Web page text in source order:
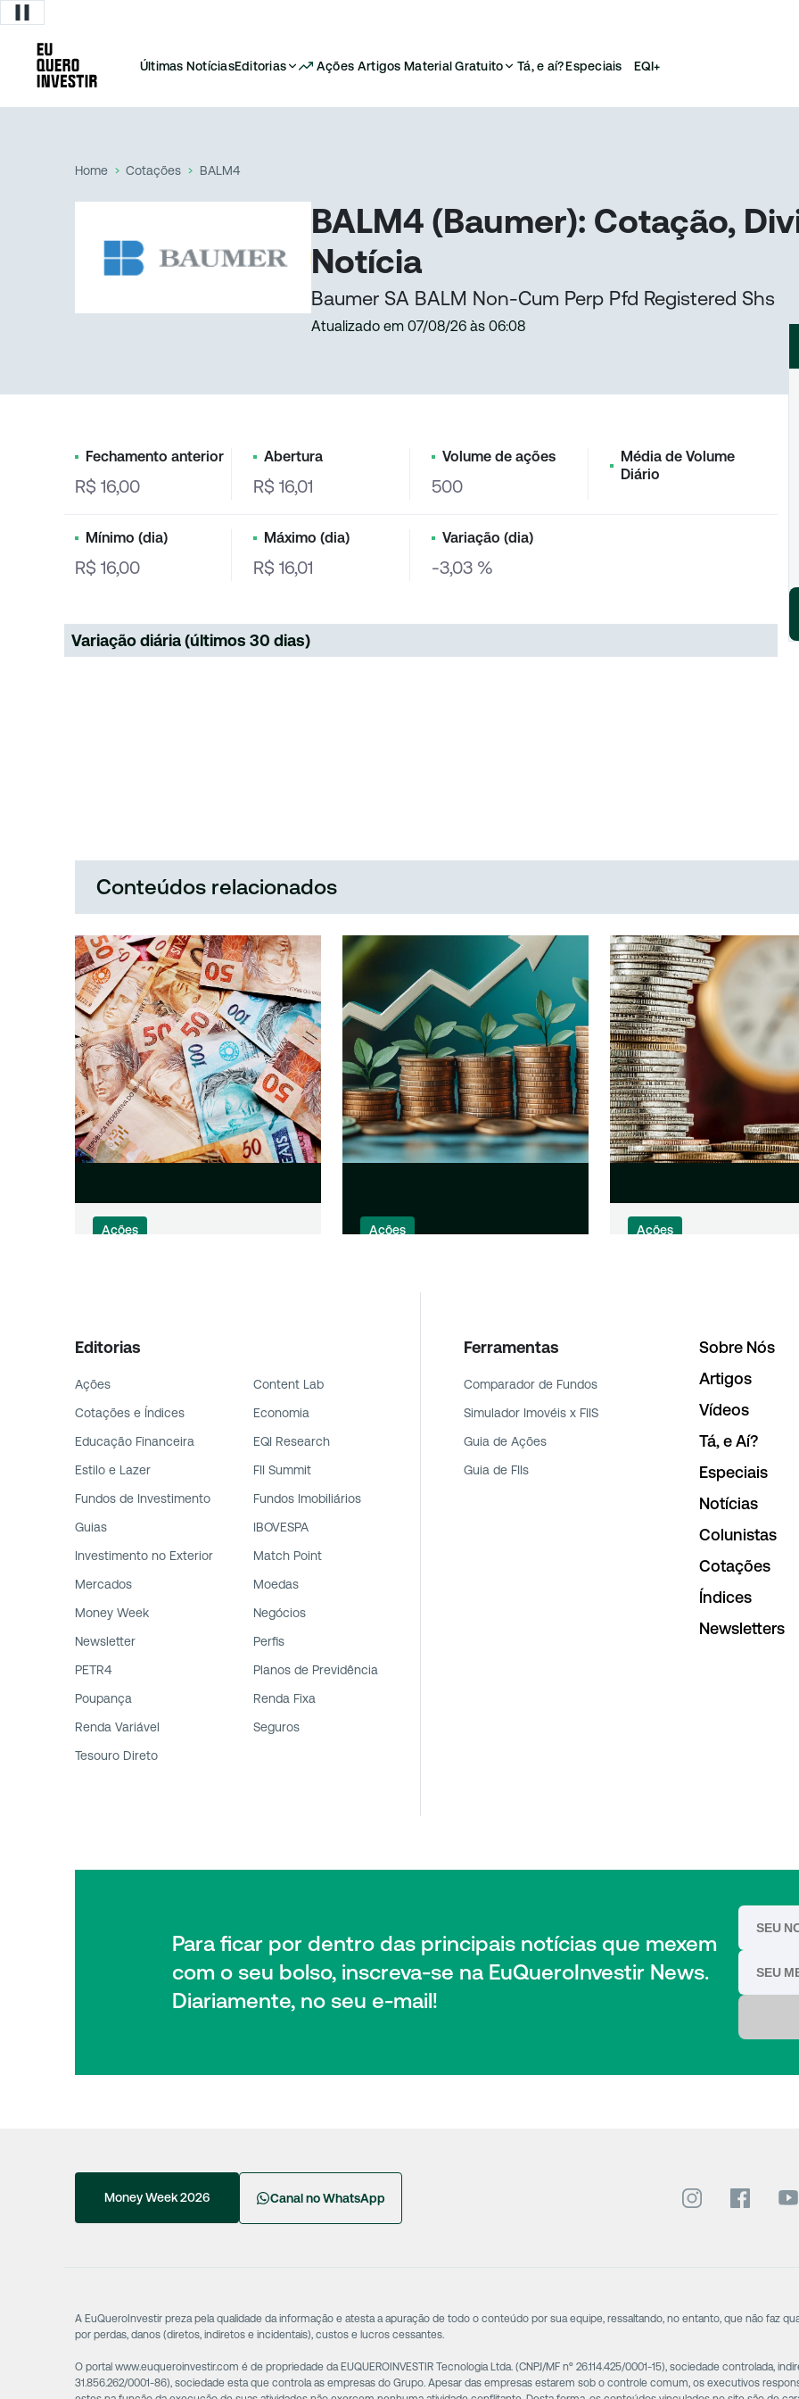
Últimas NotíciasEditorias Ações Artigos Material Gratuito Tá, e aí?Especiais EQI+
Home Cotações BALM4
BALM4 (Baumer): Cotação,
Notícia
Baumer SA BALM Non-Cum Perp Pfd Registered Shs
Atualizado em 07/08/26 às 06:08
Fechamento anterior
R$ 16,00
Abertura
R$ 16,01
Volume de ações
500
Média de Volume
Diário
Mínimo (dia)
R$ 16,00
Máximo (dia)
R$ 16,01
Variação (dia)
-3,03 %
Variação diária (últimos 30 dias)
Conteúdos relacionados
Ações Ações Ações
Editorias
Ações
Content Lab
Cotações e Índices
Economia
Educação Financeira
EQI Research
Estilo e Lazer
FII Summit
Fundos de Investimento
Fundos Imobiliários
Guias
IBOVESPA
Investimento no Exterior
Match Point
Mercados
Moedas
Money Week
Negócios
Newsletter
Perfis
PETR4
Planos de Previdência
Poupança
Renda Fixa
Renda Variável
Seguros
Tesouro Direto
Ferramentas
Comparador de Fundos
Simulador Imovéis x FIIS
Guia de Ações
Guia de FIIs
Sobre Nós
Artigos
Vídeos
Tá, e Aí?
Especiais
Notícias
Colunistas
Cotações
Índices
Newsletters
Para ficar por dentro das principais notícias que mexem
com o seu bolso, inscreva-se na EuQueroInvestir News.
Diariamente, no seu e-mail!
Money Week 2026 Canal no WhatsApp
A EuQueroInvestir preza pela qualidade da informação e atesta a apuração de todo o conteúdo por sua equipe, ressaltando, no entanto, que não faz
por perdas, danos (diretos, indiretos e incidentais), custos e lucros cessantes.
O portal www.euqueroinvestir.com é de propriedade da EUQUEROINVESTIR Tecnologia Ltda. (CNPJ/MF nº 26.114.425/0001-15), sociedade controlada,
31.856.262/0001-86), sociedade esta que controla as empresas do Grupo. Apesar das empresas estarem sob o controle comum, os executivos